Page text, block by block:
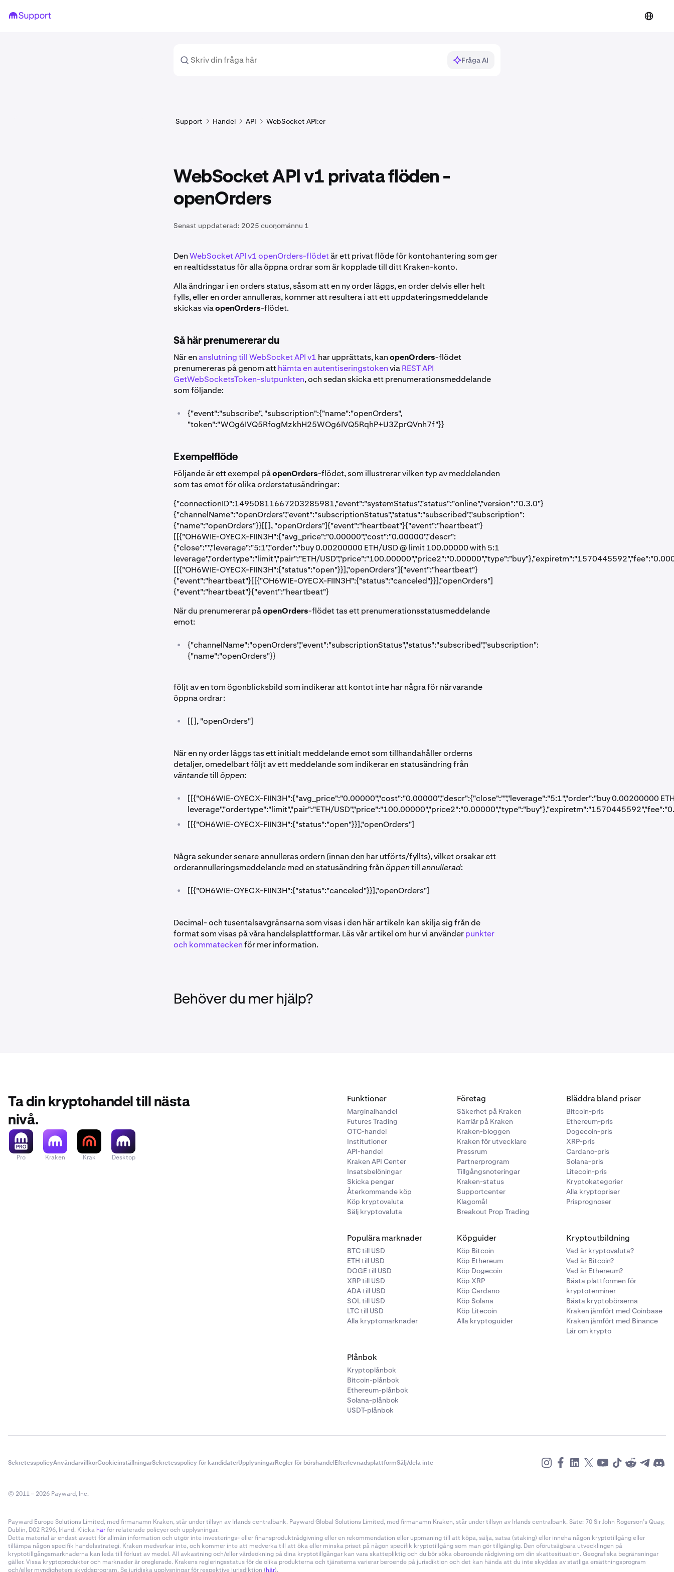
Fråga AI
Support Handel API WebSocket API:er
WebSocket API v1 privata flöden -
openOrders
Senast uppdaterad: 2025 cuoŋománnu 1
DenWebSocket API v1 openOrders-flödetär ett privat flöde för kontohantering som ger
en realtidsstatus för alla öppna ordrar som är kopplade till ditt Kraken-konto.
Alla ändringar i en orders status, såsom att en ny order läggs, en order delvis eller helt
fylls, eller en order annulleras, kommer att resultera i att ett uppdateringsmeddelande
skickas viaopenOrders-flödet.
Så här prenumererar du
När enanslutning till WebSocket API v1 har upprättats, kanopenOrders-flödet
prenumereras på genom atthämta en autentiseringstokenviaREST API
GetWebSocketsToken-slutpunkten, och sedan skicka ett prenumerationsmeddelande
som följande:
•
{"event":"subscribe", "subscription":{"name":"openOrders",
"token":"WOg6IVQ5RfogMzkhH25WOg6IVQ5RqhP+U3ZprQVnh7f"}}
Exempelflöde
Följande är ett exempel påopenOrders-flödet, som illustrerar vilken typ av meddelanden
som tas emot för olika orderstatusändringar:
{"connectionID":14950811667203285981,"event":"systemStatus","status":"online","version":"0.3.0"}
{"channelName":"openOrders","event":"subscriptionStatus","status":"subscribed","subscription":
{"name":"openOrders"}}[[], "openOrders"]{"event":"heartbeat"}{"event":"heartbeat"}
[[{"OH6WIE-OYECX-FIIN3H":{"avg_price":"0.00000","cost":"0.00000","descr":
{"close":"","leverage":"5:1","order":"buy 0.00200000 ETH/USD @ limit 100.00000 with 5:1
leverage","ordertype":"limit","pair":"ETH/
[[{"OH6WIE-OYECX-FIIN3H":{"status":"open"}}],"openOrders"]{"event":"heartbeat"}
{"event":"heartbeat"}[[{"OH6WIE-OYECX-FIIN3H":{"status":"canceled"}}],"openOrders"]
{"event":"heartbeat"}{"event":"heartbeat"}
När du prenumererar påopenOrders-flödet tas ett prenumerationsstatusmeddelande
emot:
•
{"channelName":"openOrders","event":"subscriptionStatus","status":"subscribed","subscription":
{"name":"openOrders"}}
följt av en tom ögonblicksbild som indikerar att kontot inte har några för närvarande
öppna ordrar:
• [[], "openOrders"]
När en ny order läggs tas ett initialt meddelande emot som tillhandahåller orderns
detaljer, omedelbart följt av ett meddelande som indikerar en statusändring från
väntandetillöppen:
•
[[{"OH6WIE-OYECX-FIIN3H":{"avg_price":"0.00000","cost":"0.00000","descr":{"close":"","leverage":"5:1","order":"buy 0.00200000
leverage","ordertype":"limit","pair":"ETH/
• [[{"OH6WIE-OYECX-FIIN3H":{"status":"open"}}],"openOrders"]
Några sekunder senare annulleras ordern (innan den har utförts/fyllts), vilket orsakar ett
orderannulleringsmeddelande med en statusändring frånöppentillannullerad:
• [[{"OH6WIE-OYECX-FIIN3H":{"status":"canceled"}}],"openOrders"]
Decimal- och tusentalsavgränsarna som visas i den här artikeln kan skilja sig från de
format som visas på våra handelsplattformar. Läs vår artikel om hur vi använderpunkter
och kommateckenför mer information.
Behöver du mer hjälp?
Ta din kryptohandel till nästa
nivå.
Pro Kraken Krak Desktop
Funktioner
Marginalhandel
Futures Trading
OTC-handel
Institutioner
API-handel
Kraken API Center
Insatsbelöningar
Skicka pengar
Återkommande köp
Köp kryptovaluta
Sälj kryptovaluta
Företag
Säkerhet på Kraken
Karriär på Kraken
Kraken-bloggen
Kraken för utvecklare
Pressrum
Partnerprogram
Tillgångsnoteringar
Kraken-status
Supportcenter
Klagomål
Breakout Prop Trading
Bläddra bland priser
Bitcoin-pris
Ethereum-pris
Dogecoin-pris
XRP-pris
Cardano-pris
Solana-pris
Litecoin-pris
Kryptokategorier
Alla kryptopriser
Prisprognoser
Populära marknader
BTC till USD
ETH till USD
DOGE till USD
XRP till USD
ADA till USD
SOL till USD
LTC till USD
Alla kryptomarknader
Köpguider
Köp Bitcoin
Köp Ethereum
Köp Dogecoin
Köp XRP
Köp Cardano
Köp Solana
Köp Litecoin
Alla kryptoguider
Kryptoutbildning
Vad är kryptovaluta?
Vad är Bitcoin?
Vad är Ethereum?
Bästa plattformen för
kryptoterminer
Bästa kryptobörserna
Kraken jämfört med Coinbase
Kraken jämfört med Binance
Lär om krypto
Plånbok
Kryptoplånbok
Bitcoin-plånbok
Ethereum-plånbok
Solana-plånbok
USDT-plånbok
SekretesspolicyAnvändarvillkorCookieinställningarSekretesspolicy för kandidaterUpplysningarRegler för börshandelEfterlevnadsplattformSälj/dela inte
© 2011 – 2026 Payward, Inc.
Payward Europe Solutions Limited, med firmanamn Kraken, står under tillsyn av Irlands centralbank. Payward Global Solutions Limited, med firmanamn Kraken, står under tillsyn av Irlands centralbank. Säte: 70 Sir John Rogerson’s Quay,
Dublin, D02 R296, Irland. Klicka härför relaterade policyer och upplysningar.
Detta material är endast avsett för allmän information och utgör inte investerings- eller finansproduktrådgivning eller en rekommendation eller uppmaning till att köpa, sälja, satsa (staking) eller inneha någon kryptotillgång eller
tillämpa någon specifik handelsstrategi. Kraken medverkar inte, och kommer inte att medverka till att öka eller minska priset på någon specifik kryptotillgång som man gör tillgänglig. Den oförutsägbara utvecklingen på
kryptotillgångsmarknaderna kan leda till förlust av medel. All avkastning och/eller värdeökning på dina kryptotillgångar kan vara skattepliktig och du bör söka oberoende rådgivning om din skattesituation. Geografiska begränsningar
gäller. Vissa kryptoprodukter och marknader är oreglerade. Krakens regleringsstatus för de olika produkterna och tjänsterna varierar beroende på jurisdiktion och det kan hända att du inte skyddas av statliga ersättningsprogram
och/eller myndigheters skyddsprogram. Se juridiska upplysningar för respektive jurisdiktion (här).